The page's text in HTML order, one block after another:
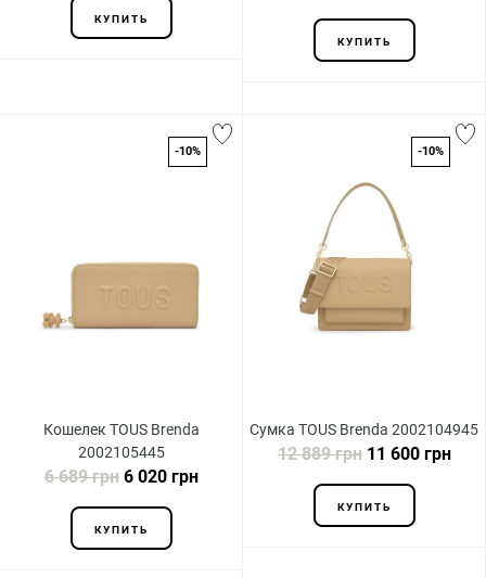
КУПИТЬ
КУПИТЬ
-10%
Кошелек TOUS Brenda
2002105445
6 689 грн6 020 грн
КУПИТЬ
-10%
Сумка TOUS Brenda 2002104945
12 889 грн11 600 грн
КУПИТЬ